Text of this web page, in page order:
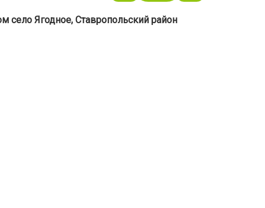
село Ягодное, Ставропольский район